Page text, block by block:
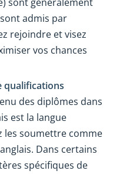
admis par
rejoindre et visez
vos chances
qualifications
des diplômes dans
est la langue
les soumettre comme
Dans certains
spécifiques de